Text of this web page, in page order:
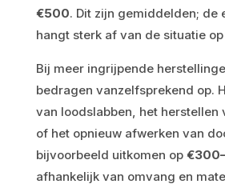
€500. Dit zijn gemiddelden; de
hangt sterk af van de situatie
Bij meer ingrijpende
bedragen vanzelfsprekend op.
van loodslabben, het herstellen
of het opnieuw afwerken van
bijvoorbeeld uitkomen op
afhankelijk van omvang en